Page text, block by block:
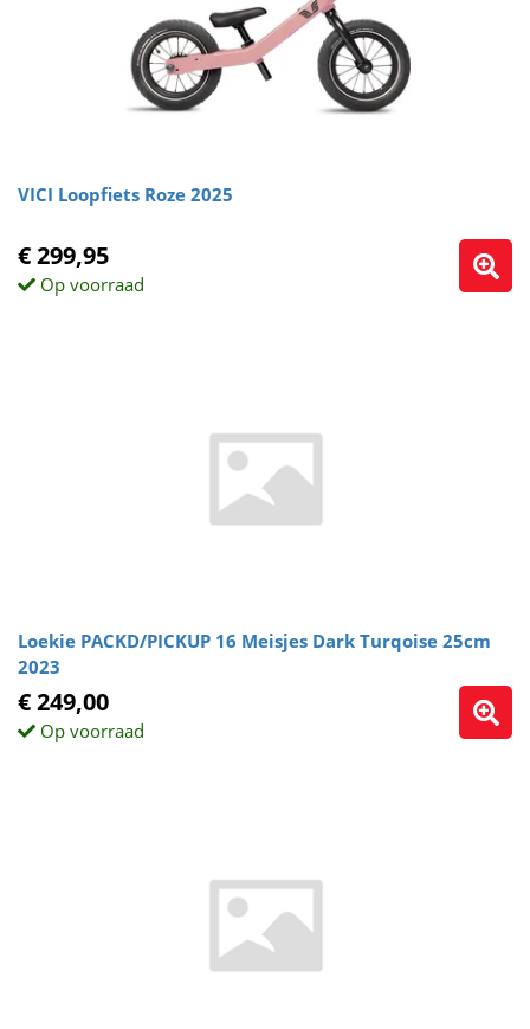
VICI Loopfiets Roze 2025
€ 299,95
Op voorraad
Loekie PACKD/PICKUP 16 Meisjes Dark Turqoise 25cm
2023
€ 249,00
Op voorraad